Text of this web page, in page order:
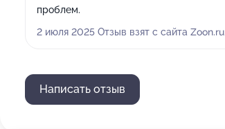
проблем.
2 июля 2025 Отзыв взят с сайта Zoon.ru
Написать отзыв